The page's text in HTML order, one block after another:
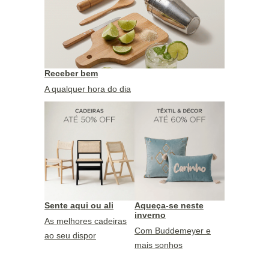
Receber bem
A qualquer hora do dia
Sente aqui ou ali
As melhores cadeiras
ao seu dispor
Aqueça-se neste
inverno
Com Buddemeyer e
mais sonhos